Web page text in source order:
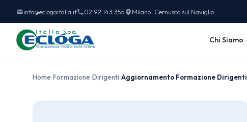
info@eclogaitalia.it 02 92 143 355 Milano · Cernusco sul Naviglio
Chi Siamo
Home›Formazione›Dirigenti›Aggiornamento Formazione Dirigenti